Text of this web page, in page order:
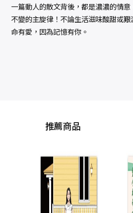
一篇動人的散文背後，都是濃濃的情
不變的主旋律！不論生活滋味酸甜或
命有愛，因為記憶有你。
推薦商品